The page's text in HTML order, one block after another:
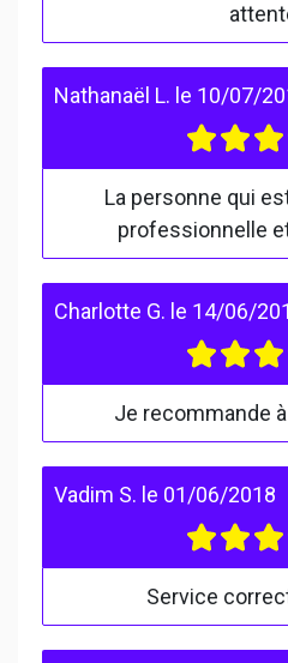
Nathanaël L. le 10/07/
La personne qui
professionnelle
Charlotte G. le 14/06/
Je recommande
Vadim S. le 01/06/2018
Service